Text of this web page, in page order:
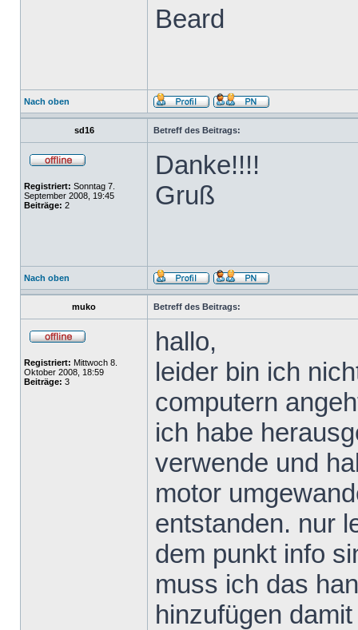
Beard
Nach oben
sd16 Betreff des Beitrags:
Registriert: Sonntag 7.
September 2008, 19:45
Beiträge: 2
Danke!!!!
Gruß
Nach oben
muko Betreff des Beitrags:
Registriert: Mittwoch 8.
Oktober 2008, 18:59
Beiträge: 3
hallo,
leider bin ich
computern
ich habe
verwende und
motor
entstanden. nur
dem punkt info
muss ich das
hinzufügen